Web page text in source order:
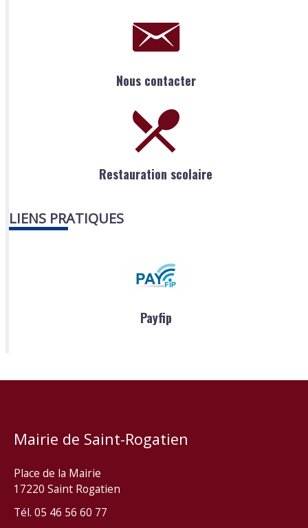
Nous contacter
Restauration scolaire
LIENS PRATIQUES
Payfip
Mairie de Saint-Rogatien
Place de la Mairie
17220 Saint Rogatien
Tél. 05 46 56 60 77